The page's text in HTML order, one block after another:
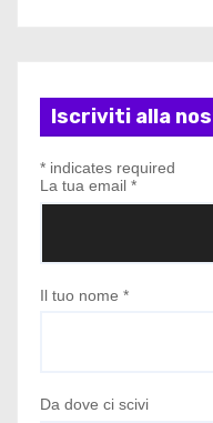
Iscriviti alla
* indicates required
La tua email *
Il tuo nome *
Da dove ci scivi